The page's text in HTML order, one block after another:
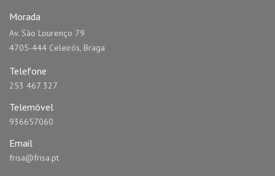
Morada
Av. São Lourenço 79
4705-444 Celeirós, Braga
Telefone
253 467 327
Telemóvel
936657060
Email
frisa@frisa.pt